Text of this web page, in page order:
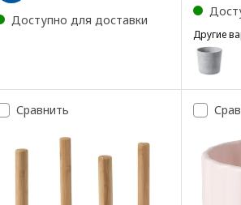
Доступно для доставки
Другие
Сравнить